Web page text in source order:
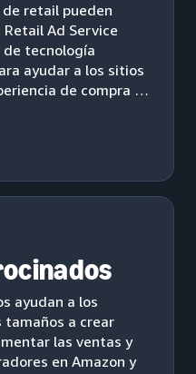
retail pueden
Ad Service
de tecnología
ayudar a los sitios
de compra y
ayudan a los
tamaños a crear
las ventas y
en Amazon y